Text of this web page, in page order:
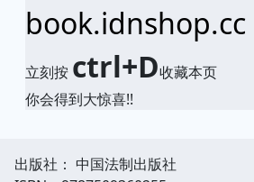
book.idnshop.cc
立刻按 ctrl+D收藏本页
你会得到大惊喜!!
出版社： 中国法制出版社